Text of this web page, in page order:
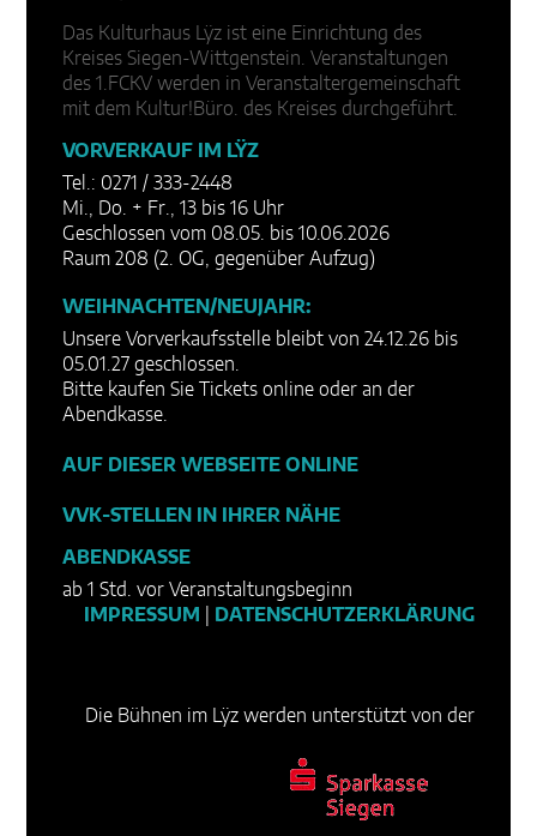
Das Kulturhaus Lÿz ist eine Einrichtung des
Kreises Siegen-Wittgenstein. Veranstaltungen
des 1.FCKV werden in Veranstaltergemeinschaft
mit dem Kultur!Büro. des Kreises durchgeführt.
VORVERKAUF IM LŸZ
Tel.: 0271 / 333-2448
Mi., Do. + Fr., 13 bis 16 Uhr
Geschlossen vom 08.05. bis 10.06.2026
Raum 208 (2. OG, gegenüber Aufzug)
WEIHNACHTEN/NEUJAHR:
Unsere Vorverkaufsstelle bleibt von 24.12.26 bis
05.01.27 geschlossen.
Bitte kaufen Sie Tickets online oder an der
Abendkasse.
AUF DIESER WEBSEITE ONLINE
VVK-STELLEN IN IHRER NÄHE
ABENDKASSE
ab 1 Std. vor Veranstaltungsbeginn
IMPRESSUM
DATENSCHUTZERKLÄRUNG
Die Bühnen im Lÿz werden unterstützt von der